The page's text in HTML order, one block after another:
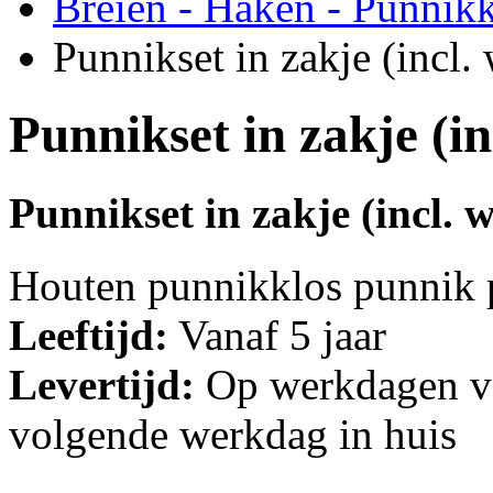
Punnikset in zakje (incl.
Punnikset in zakje
Punnikset in zakje (incl.
Houten punnikklos punnik
Leeftijd: Vanaf 5 jaar
Levertijd: Op werkdagen
volgende werkdag in huis